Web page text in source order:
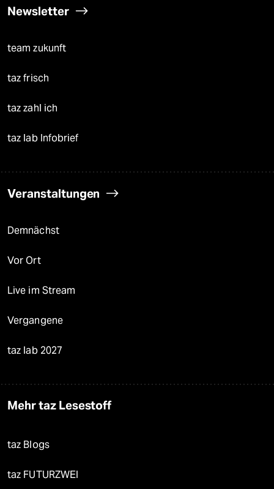
Newsletter
team zukunft
taz frisch
taz zahl ich
taz lab Infobrief
Veranstaltungen
Demnächst
Vor Ort
Live im Stream
Vergangene
taz lab 2027
Mehr taz Lesestoff
taz Blogs
taz FUTURZWEI